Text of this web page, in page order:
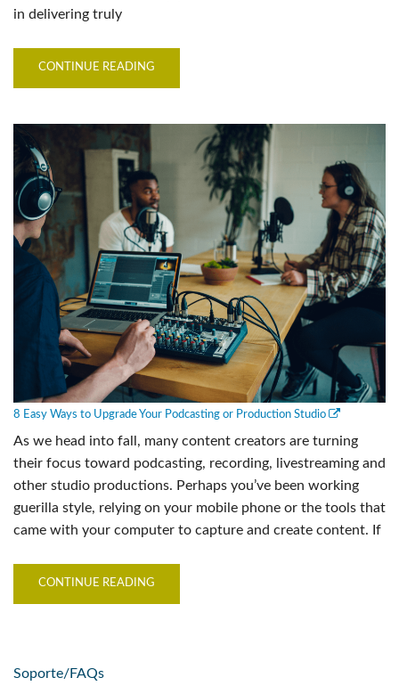
in delivering truly
CONTINUE READING
8 Easy Ways to Upgrade Your Podcasting or Production Studio
As we head into fall, many content creators are turning
their focus toward podcasting, recording, livestreaming and
other studio productions. Perhaps you’ve been working
guerilla style, relying on your mobile phone or the tools that
came with your computer to capture and create content. If
CONTINUE READING
Soporte/FAQs